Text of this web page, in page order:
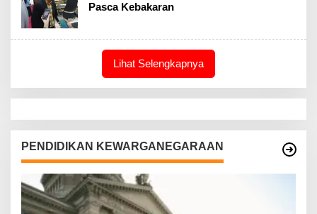
Pasca Kebakaran
Lihat Selengkapnya
PENDIDIKAN KEWARGANEGARAAN